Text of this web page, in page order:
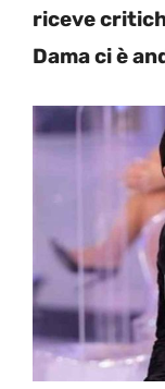
riceve
Dama ci è